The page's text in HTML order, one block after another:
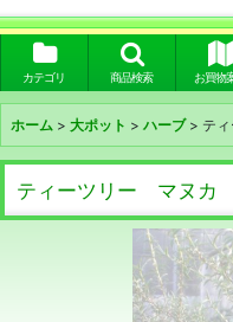
カテゴリ 商品検索 お買物
ホーム > 大ポット > ハーブ > テ
ティーツリー マヌカ